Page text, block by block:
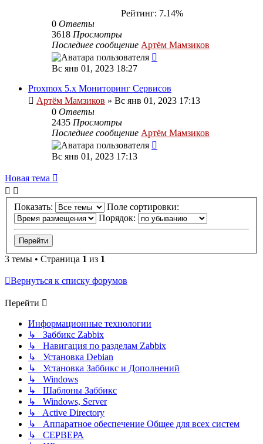
Рейтинг: 7.14%
0 Ответы
3618 Просмотры
Последнее сообщение Артём Мамзиков
Вс янв 01, 2023 18:27
Proxmox 5.x Мониторинг Сервисов
Артём Мамзиков » Вс янв 01, 2023 17:13
0 Ответы
2435 Просмотры
Последнее сообщение Артём Мамзиков
Вс янв 01, 2023 17:13
Новая тема
Показать:
Поле сортировки:
Порядок:
3 темы • Страница 1 из 1
Вернуться к списку форумов
Перейти
Информационные технологии
↳ Заббикс Zabbix
↳ Навигация по разделам Zabbix
↳ Установка Debian
↳ Установка Заббикс и Дополнений
↳ Windows
↳ Шаблоны Заббикс
↳ Windows, Server
↳ Active Directory
↳ Аппаратное обеспечение Общее для всех систем
↳ СЕРВЕРА